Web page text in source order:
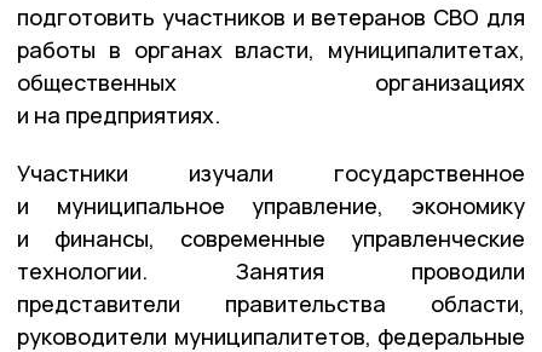
подготовить участников и ветеранов СВО для
работы в органах власти, муниципалитетах,
общественных организациях
и на предприятиях.
Участники изучали государственное
и муниципальное управление, экономику
и финансы, современные управленческие
технологии. Занятия проводили
представители правительства области,
руководители муниципалитетов, федеральные